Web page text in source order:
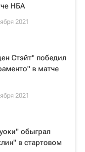
НБА
2021
Стэйт" победил
в матче
2021
обыграл
в стартовом